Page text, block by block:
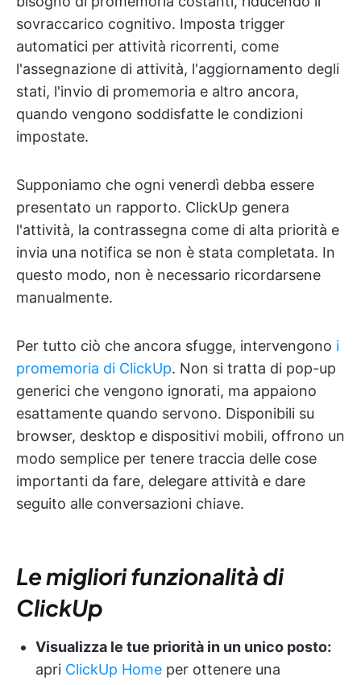
sovraccarico cognitivo. Imposta trigger
automatici per attività ricorrenti, come
l'assegnazione di attività, l'aggiornamento degli
stati, l'invio di promemoria e altro ancora,
quando vengono soddisfatte le condizioni
impostate.
Supponiamo che ogni venerdì debba essere
presentato un rapporto. ClickUp genera
l'attività, la contrassegna come di alta priorità e
invia una notifica se non è stata completata. In
questo modo, non è necessario ricordarsene
manualmente.
Per tutto ciò che ancora sfugge, intervengono i
promemoria di ClickUp. Non si tratta di pop-up
generici che vengono ignorati, ma appaiono
esattamente quando servono. Disponibili su
browser, desktop e dispositivi mobili, offrono un
modo semplice per tenere traccia delle cose
importanti da fare, delegare attività e dare
seguito alle conversazioni chiave.
Le migliori funzionalità di
ClickUp
Visualizza le tue priorità in un unico posto:
apri ClickUp Home per ottenere una